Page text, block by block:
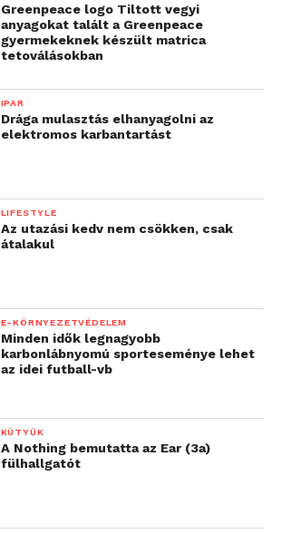
Greenpeace logo Tiltott vegyi
anyagokat talált a Greenpeace
gyermekeknek készült matrica
tetoválásokban
IPAR
Drága mulasztás elhanyagolni az
elektromos karbantartást
LIFESTYLE
Az utazási kedv nem csökken, csak
átalakul
E-KÖRNYEZETVÉDELEM
Minden idők legnagyobb
karbonlábnyomú sporteseménye lehet
az idei futball-vb
KÜTYÜK
A Nothing bemutatta az Ear (3a)
fülhallgatót